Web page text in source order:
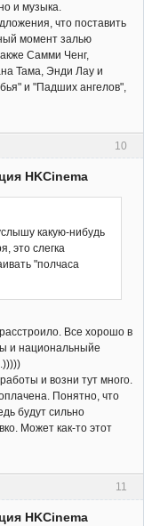
и музыка.
что поставить
момент залью
Самми Ченг,
Тама, Энди Лау и
и "Падших ангелов",
10
HKCinema
какую-нибудь
это слегка
"полчаса
Все хорошо в
и национальныйе
и возни тут много.
Понятно, что
будут сильно
Может как-то этот
11
HKCinema